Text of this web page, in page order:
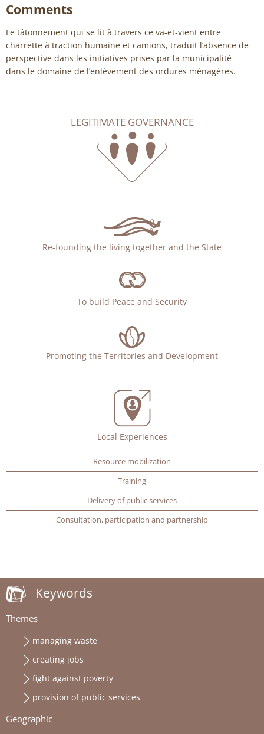
Comments
Le tâtonnement qui se lit à travers ce va-et-vient entre
charrette à traction humaine et camions, traduit l’absence de
perspective dans les initiatives prises par la municipalité
dans le domaine de l’enlèvement des ordures ménagères.
LEGITIMATE GOVERNANCE
Re-founding the living together and the State
To build Peace and Security
Promoting the Territories and Development
Local Experiences
Resource mobilization
Training
Delivery of public services
Consultation, participation and partnership
Keywords
Themes
managing waste
creating jobs
fight against poverty
provision of public services
Geographic